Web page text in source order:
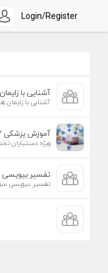
Login/Register
آموزش پزشکی ۱۴۰۲